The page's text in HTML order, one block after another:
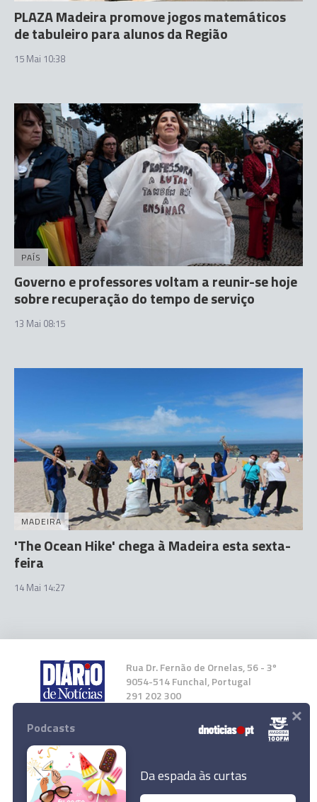
PLAZA Madeira promove jogos matemáticos
de tabuleiro para alunos da Região
15 Mai 10:38
PAÍS
Governo e professores voltam a reunir-se hoje
sobre recuperação do tempo de serviço
13 Mai 08:15
MADEIRA
'The Ocean Hike' chega à Madeira esta sexta-
feira
14 Mai 14:27
Rua Dr. Fernão de Ornelas, 56 - 3º
9054-514 Funchal, Portugal
291 202 300
Instale a nossa App
Podcasts
Da espada às curtas
×